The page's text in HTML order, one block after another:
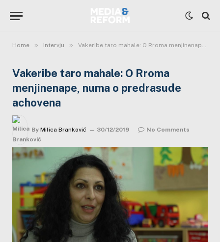
Home » Intervju » Vakeribe taro mahale: O Rroma menjinenape, numa o predrasude achovena
Vakeribe taro mahale: O Rroma
menjinenape, numa o predrasude
achovena
By Milica Branković 30/12/2019 No Comments